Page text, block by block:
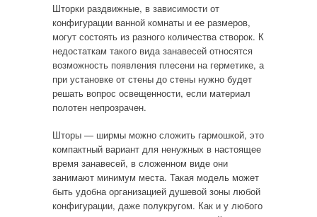
Шторки раздвижные, в зависимости от
конфигурации ванной комнаты и ее размеров,
могут состоять из разного количества створок. К
недостаткам такого вида занавесей относятся
возможность появления плесени на герметике, а
при установке от стены до стены нужно будет
решать вопрос освещенности, если материал
полотен непрозрачен.
Шторы — ширмы можно сложить гармошкой, это
компактный вариант для ненужных в настоящее
время занавесей, в сложенном виде они
занимают минимум места. Такая модель может
быть удобна организацией душевой зоны любой
конфигурации, даже полукругом. Как и у любого